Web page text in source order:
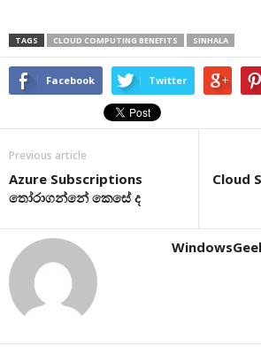
TAGS CLOUD COMPUTING BENEFITS SINHALA
Facebook Twitter
Previous article
Azure Subscriptions
තෝරාගන්නේ කෙසේ ද
Cloud